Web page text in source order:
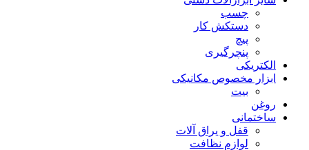
چسب
دستکش کار
پیچ
پنچرگیری
الکتریکی
ابزار مخصوص مکانیکی
بیت
روغن
ساختمانی
قفل و یراق آلات
لوازم نظافت